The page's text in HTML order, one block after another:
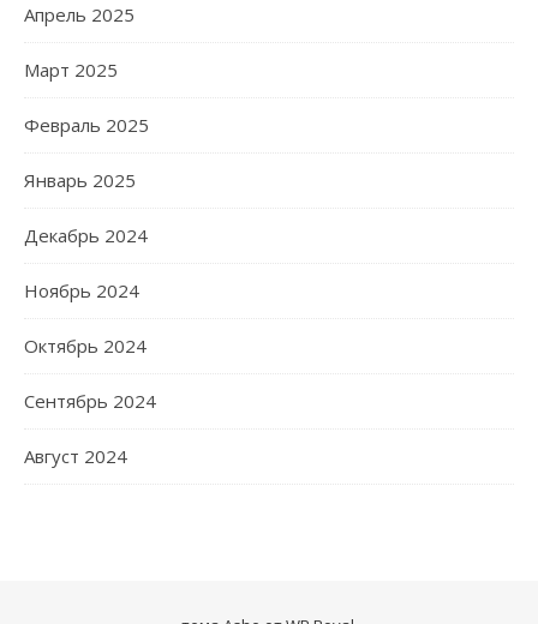
Апрель 2025
Март 2025
Февраль 2025
Январь 2025
Декабрь 2024
Ноябрь 2024
Октябрь 2024
Сентябрь 2024
Август 2024